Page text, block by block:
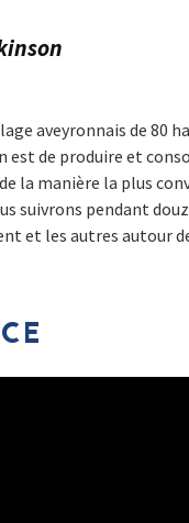
aveyronnais de 80
est de produire et
la manière la plus
suivrons pendant
et les autres autour